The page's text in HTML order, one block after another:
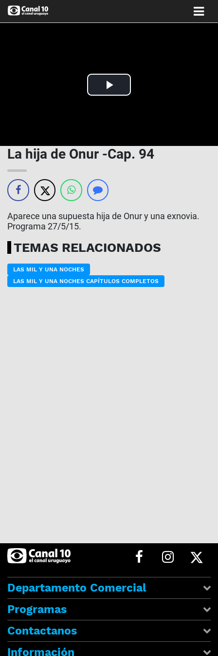
Play
La hija de Onur -Cap. 94
Aparece una supuesta hija de Onur y una exnovia.
Programa 27/5/15.
TEMAS RELACIONADOS
LAS MIL Y UNA NOCHES
LAS MIL Y UNA NOCHES CAPÍTULOS COMPLETOS
Departamento Comercial
Programas
Contactanos
Información